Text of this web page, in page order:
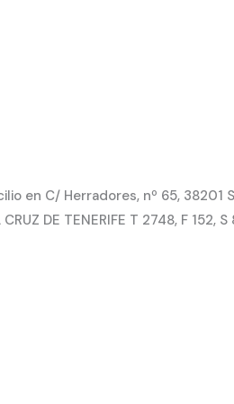
en C/ Herradores, nº 65, 38201
DE TENERIFE T 2748, F 152, S